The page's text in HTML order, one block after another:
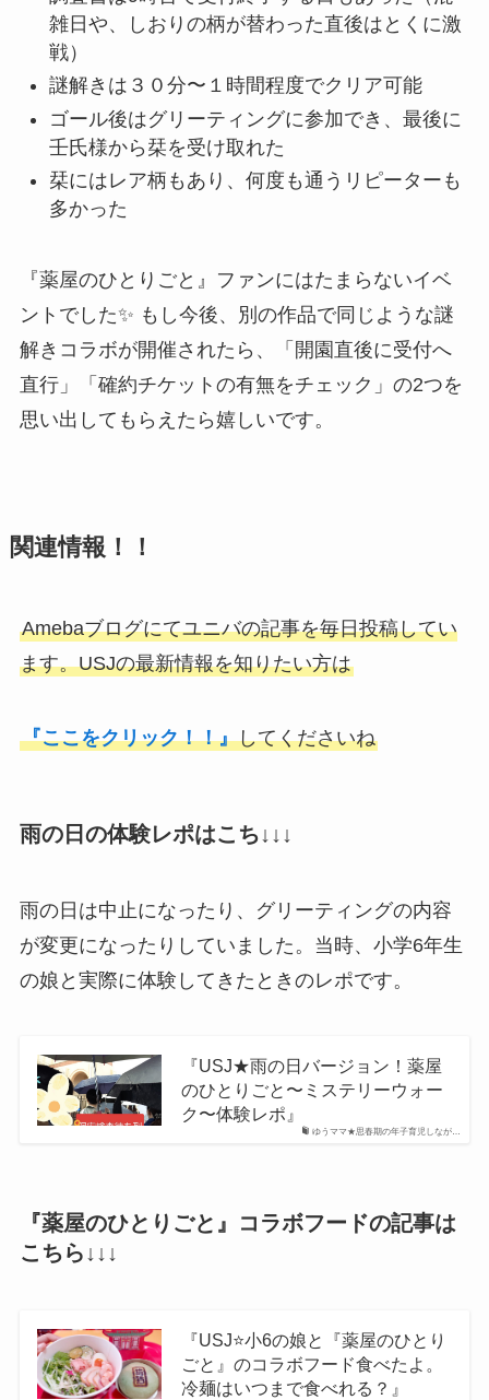
雑日や、しおりの柄が替わった直後はとくに激
戦）
謎解きは３０分〜１時間程度でクリア可能
ゴール後はグリーティングに参加でき、最後に
壬氏様から栞を受け取れた
栞にはレア柄もあり、何度も通うリピーターも
多かった
『薬屋のひとりごと』ファンにはたまらないイベ
ントでした✨ もし今後、別の作品で同じような謎
解きコラボが開催されたら、「開園直後に受付へ
直行」「確約チケットの有無をチェック」の2つを
思い出してもらえたら嬉しいです。
関連情報！！
Amebaブログにてユニバの記事を毎日投稿してい
ます。USJの最新情報を知りたい方は
『ここをクリック！！』してくださいね
雨の日の体験レポはこち↓↓↓
雨の日は中止になったり、グリーティングの内容
が変更になったりしていました。当時、小学6年生
の娘と実際に体験してきたときのレポです。
ゆうママ★思春期の年子育児しなが…
『USJ★雨の日バージョン！薬屋
のひとりごと〜ミステリーウォー
ク〜体験レポ』
『薬屋のひとりごと』コラボフードの記事は
こちら↓↓↓
『USJ⭐️小6の娘と『薬屋のひとり
ごと』のコラボフード食べたよ。
冷麺はいつまで食べれる？』